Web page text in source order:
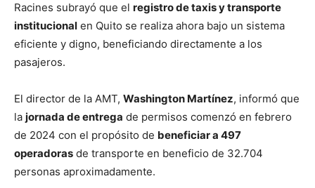
Racines subrayó que el registro de taxis y transporte
institucional en Quito se realiza ahora bajo un sistema
eficiente y digno, beneficiando directamente a los
pasajeros.
El director de la AMT, Washington Martínez, informó que
la jornada de entrega de permisos comenzó en febrero
de 2024 con el propósito de beneficiar a 497
operadoras de transporte en beneficio de 32.704
personas aproximadamente.